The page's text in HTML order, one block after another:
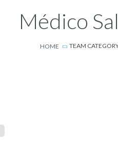
Médico
HOME TEAM